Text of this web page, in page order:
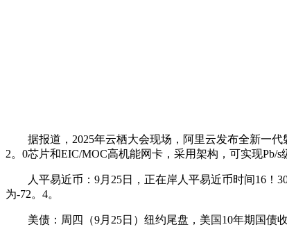
据报道，2025年云栖大会现场，阿里云发布全新一代
2。0芯片和EIC/MOC高机能网卡，采用架构，可实现Pb/
人平易近币：9月25日，正在岸人平易近币时间16！30
为-72。4。
美债：周四（9月25日）纽约尾盘，美国10年期国债收